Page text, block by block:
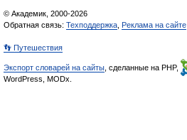
© Академик, 2000-2026
Обратная связь: Техподдержка Реклама на сайте
👣 Путешествия
Экспорт словарей на сайты , сделанные на PHP,
WordPress, MODx.